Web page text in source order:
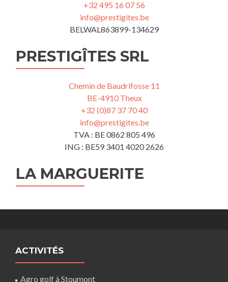
+32 495 16 07 56
info@prestigites.be
BELWAL863899-134629
PRESTIGÎTES SRL
Chemin de Baudrifosse 11
BE-4910 Theux
+32 (0)87 37 70 40
info@prestigites.be
TVA : BE 0862 805 496
ING : BE59 3401 4020 2626
LA MARGUERITE
ACTIVITÉS
Agro golf à Stoumont